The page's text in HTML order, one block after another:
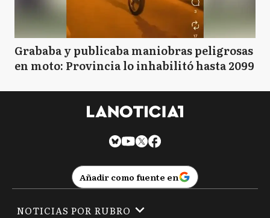
Grababa y publicaba maniobras peligrosas
en moto: Provincia lo inhabilitó hasta 2099
Añadir como fuente en
NOTICIAS POR RUBRO